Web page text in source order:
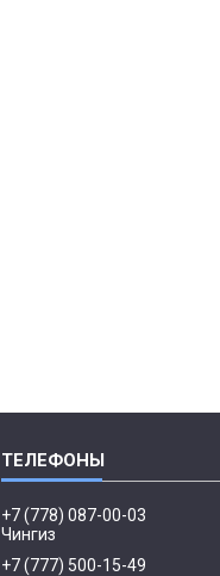
+7 (778) 087-00-03
Чингиз
+7 (777) 500-15-49